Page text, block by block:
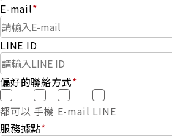
E-mail*
LINE ID
偏好的聯絡方式*
都可以 手機 E-mail LINE
服務據點*